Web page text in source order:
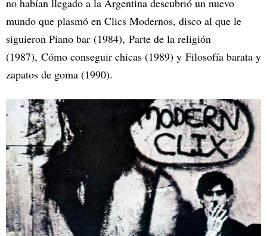
mundo que plasmó en Clics Modernos, disco al que le
siguieron Piano bar (1984), Parte de la religión
(1987), Cómo conseguir chicas (1989) y Filosofía barata y
zapatos de goma (1990).